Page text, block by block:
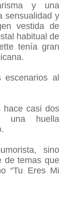
y una
sensualidad y
vestida de
habitual de
tenía gran
al
hace casi dos
una huella
sino
de temas que
“Tu Eres Mi